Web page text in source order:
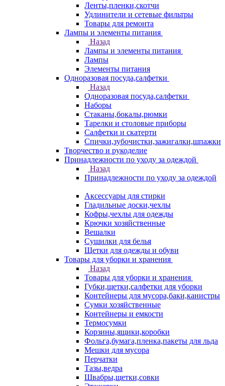
Ленты,пленки,скотчи
Удлинители и сетевые фильтры
Товары для ремонта
Лампы и элементы питания
Назад
Лампы и элементы питания
Лампы
Элементы питания
Одноразовая посуда,салфетки
Назад
Одноразовая посуда,салфетки
Наборы
Стаканы,бокалы,рюмки
Тарелки и столовые приборы
Салфетки и скатерти
Спички,зубочистки,зажигалки,шпажки
Творчество и рукоделие
Принадлежности по уходу за одеждой
Назад
Принадлежности по уходу за одеждой
Аксессуары для стирки
Гладильные доски,чехлы
Кофры,чехлы для одежды
Крючки хозяйственные
Вешалки
Сушилки для белья
Щетки для одежды и обуви
Товары для уборки и хранения
Назад
Товары для уборки и хранения
Губки,щетки,салфетки для уборки
Контейнеры для мусора,баки,канистры
Сумки хозяйственные
Контейнеры и емкости
Термосумки
Корзины,ящики,коробки
Фольга,бумага,пленка,пакеты для льда
Мешки для мусора
Перчатки
Тазы,ведра
Швабры,щетки,совки